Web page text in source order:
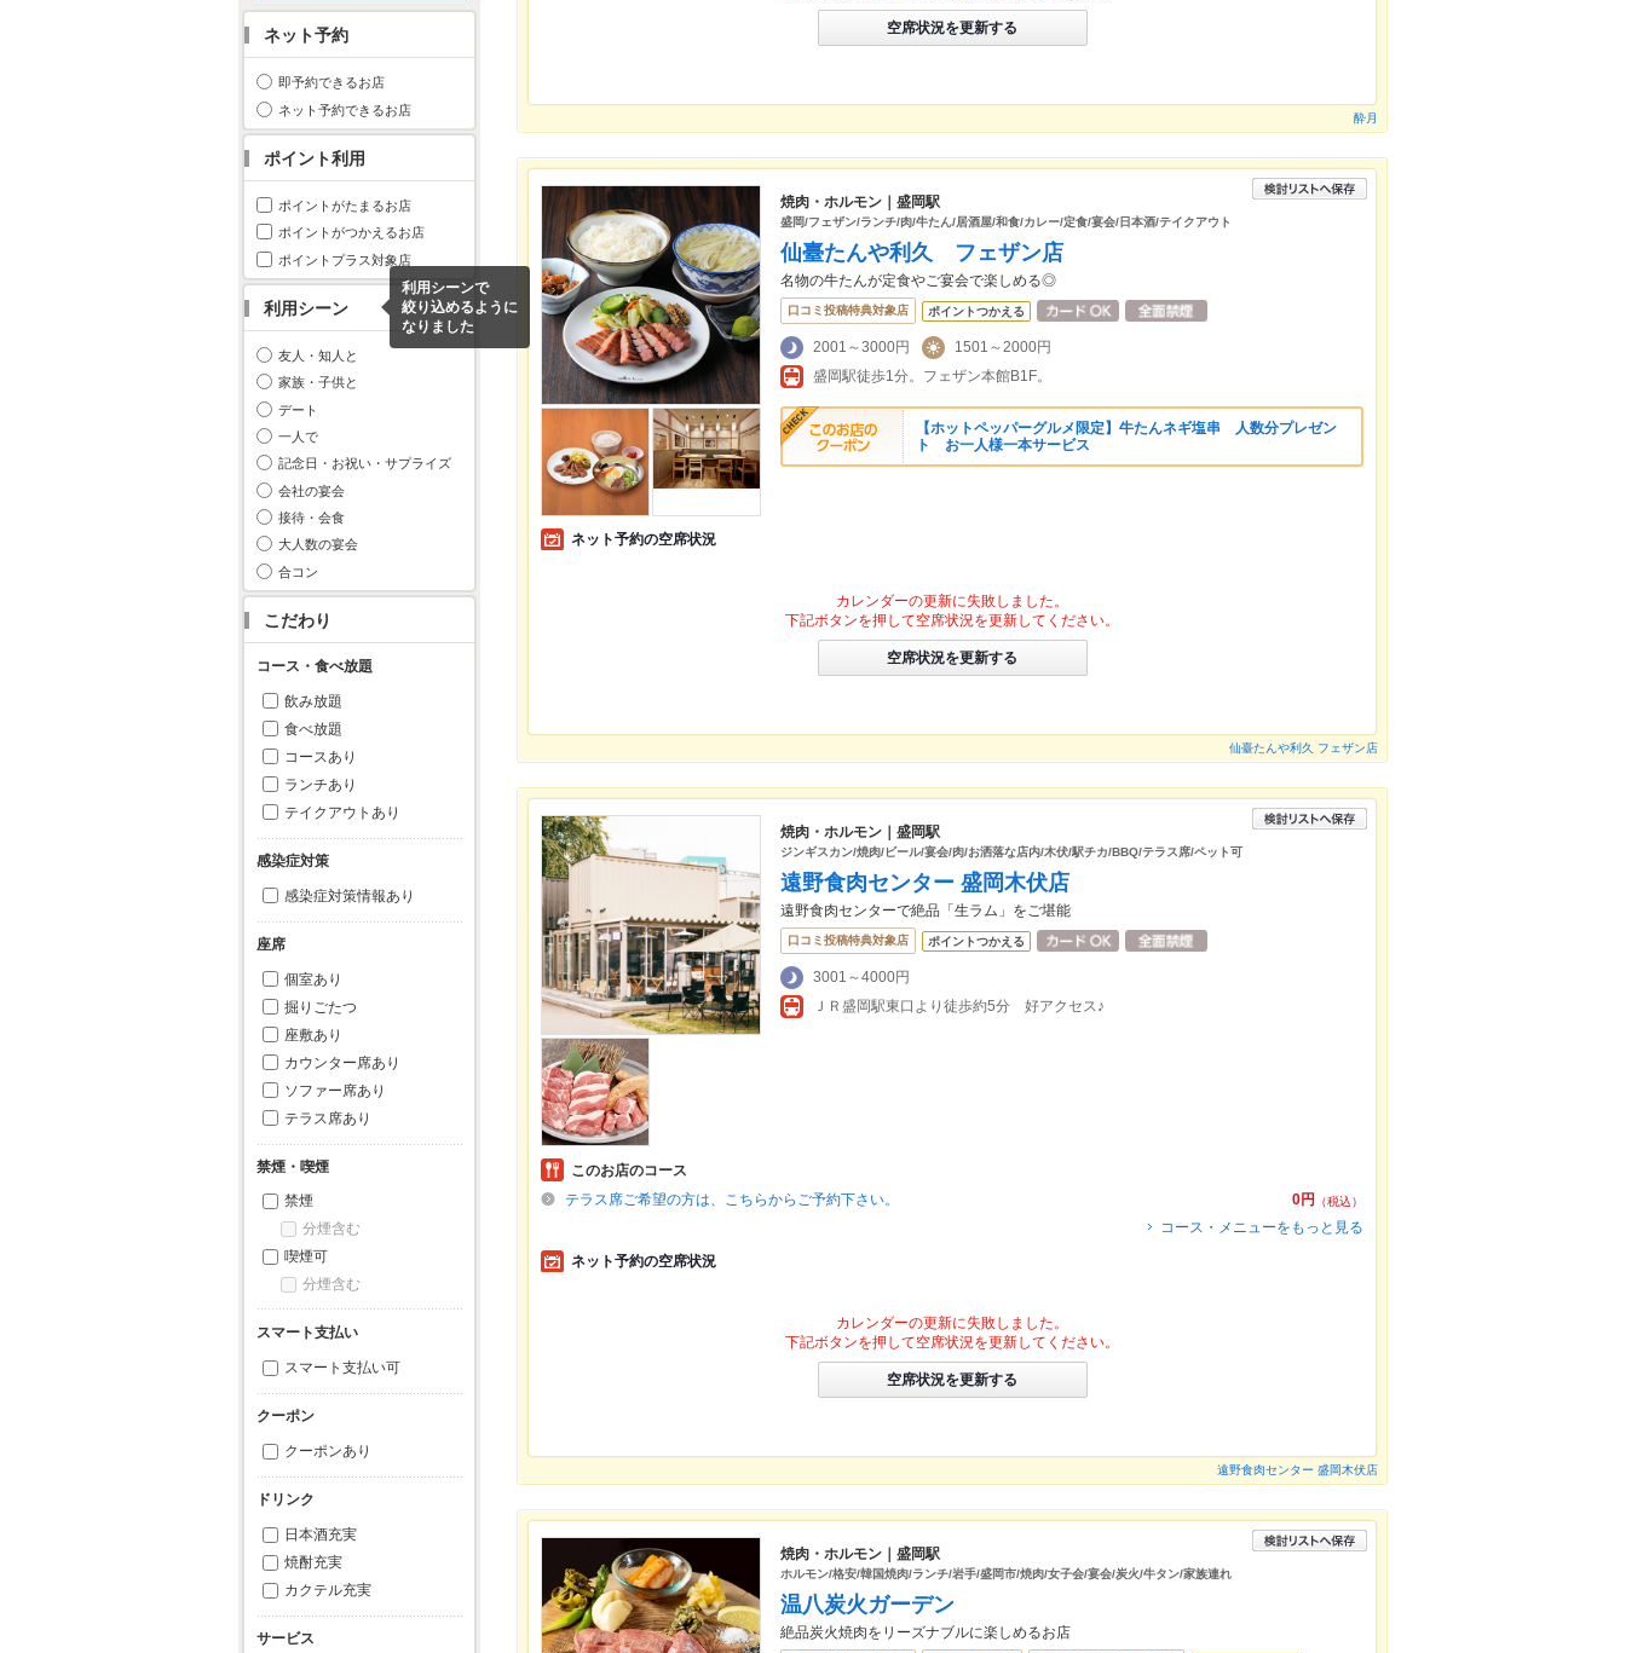
ネット予約
即予約できるお店
ネット予約できるお店
ポイント利用
ポイントがたまるお店
ポイントがつかえるお店
ポイントプラス対象店
利用シーン
利用シーンで
絞り込めるように
なりました
友人・知人と
家族・子供と
デート
一人で
記念日・お祝い・サプライズ
会社の宴会
接待・会食
大人数の宴会
合コン
こだわり
コース・食べ放題
飲み放題
食べ放題
コースあり
ランチあり
テイクアウトあり
感染症対策
感染症対策情報あり
座席
個室あり
掘りごたつ
座敷あり
カウンター席あり
ソファー席あり
テラス席あり
禁煙・喫煙
禁煙
分煙含む
喫煙可
分煙含む
スマート支払い
スマート支払い可
クーポン
クーポンあり
ドリンク
日本酒充実
焼酎充実
カクテル充実
サービス
空席状況を更新する
酔月
焼肉・ホルモン｜盛岡駅
盛岡/フェザン/ランチ/肉/牛たん/居酒屋/和食/カレー/定食/宴会/日本酒/テイクアウト
仙臺たんや利久 フェザン店
名物の牛たんが定食やご宴会で楽しめる◎
口コミ投稿特典対象店 ポイントつかえる
2001～3000円
1501～2000円
盛岡駅徒歩1分。フェザン本館B1F。
【ホットペッパーグルメ限定】牛たんネギ塩串 人数分プレゼン
ト お一人様一本サービス
ネット予約の空席状況
カレンダーの更新に失敗しました。
下記ボタンを押して空席状況を更新してください。
空席状況を更新する
仙臺たんや利久 フェザン店
焼肉・ホルモン｜盛岡駅
ジンギスカン/焼肉/ビール/宴会/肉/お洒落な店内/木伏/駅チカ/BBQ/テラス席/ペット可
遠野食肉センター 盛岡木伏店
遠野食肉センターで絶品「生ラム」をご堪能
口コミ投稿特典対象店 ポイントつかえる
3001～4000円
ＪＲ盛岡駅東口より徒歩約5分 好アクセス♪
このお店のコース
0円
（税込）
テラス席ご希望の方は、こちらからご予約下さい。
コース・メニューをもっと見る
ネット予約の空席状況
カレンダーの更新に失敗しました。
下記ボタンを押して空席状況を更新してください。
空席状況を更新する
遠野食肉センター 盛岡木伏店
焼肉・ホルモン｜盛岡駅
ホルモン/格安/韓国焼肉/ランチ/岩手/盛岡市/焼肉/女子会/宴会/炭火/牛タン/家族連れ
温八炭火ガーデン
絶品炭火焼肉をリーズナブルに楽しめるお店